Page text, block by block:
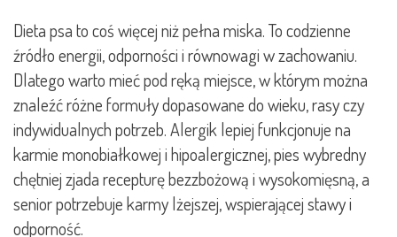
Dieta psa to coś więcej niż pełna miska. To codzienne
źródło energii, odporności i równowagi w zachowaniu.
Dlatego warto mieć pod ręką miejsce, w którym można
znaleźć różne formuły dopasowane do wieku, rasy czy
indywidualnych potrzeb. Alergik lepiej funkcjonuje na
karmie monobiałkowej i hipoalergicznej, pies wybredny
chętniej zjada recepturę bezzbożową i wysokomięsną, a
senior potrzebuje karmy lżejszej, wspierającej stawy i
odporność.